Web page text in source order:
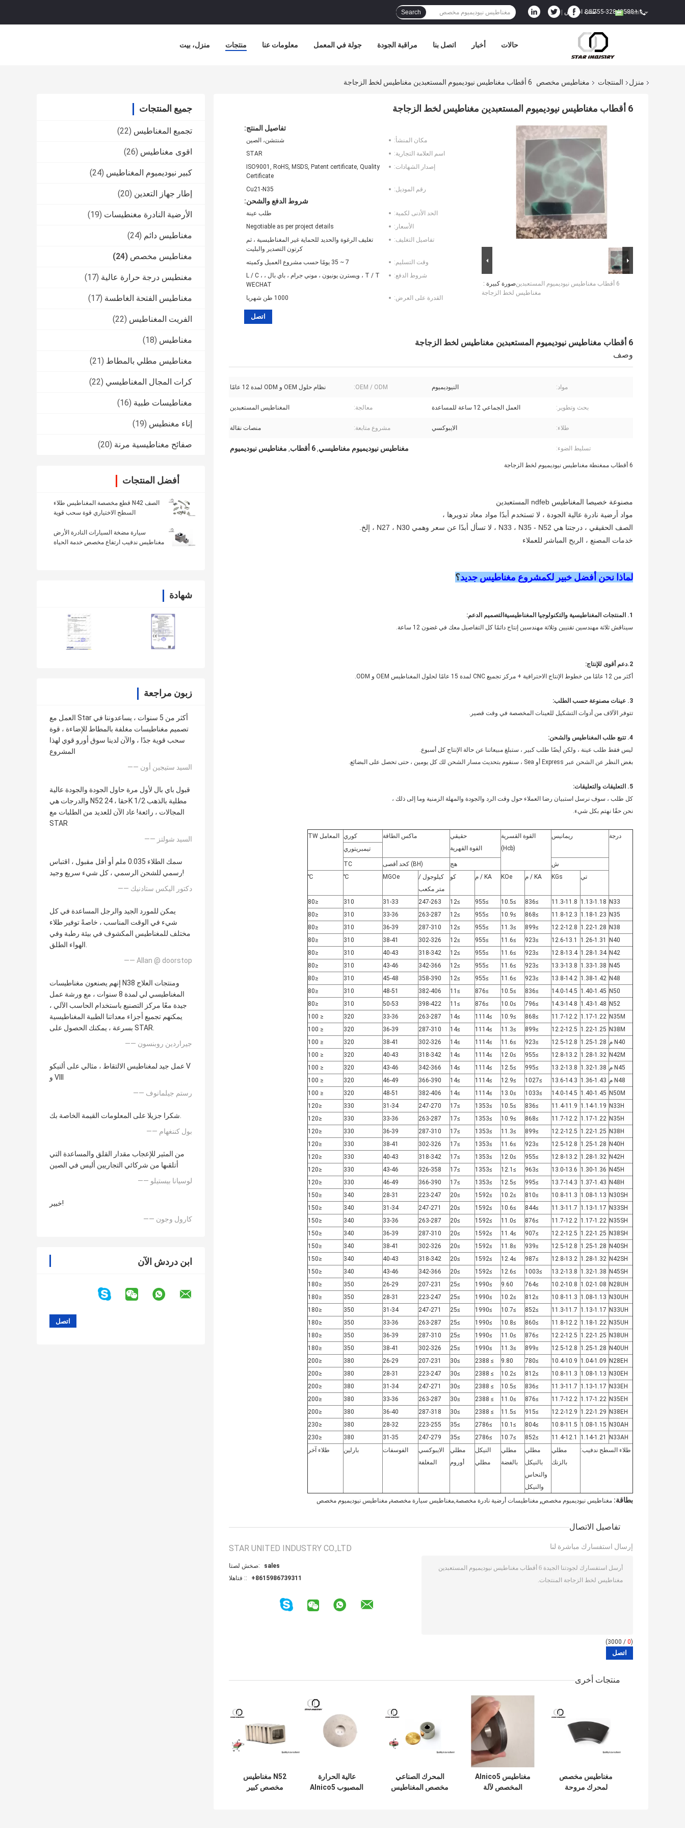
+86-755-32843588
Arabic طلب اقتباس Search
منزل، بيت منتجات معلومات عنا جولة في المعمل مراقبة الجودة اتصل بنا أخبار حالات
منزل المنتجات مغناطيس مخصص 6 أقطاب مغناطيس نيوديميوم المستعبدين مغناطيس لخط الزجاجة
جميع المنتجات
تجميع المغناطيس (22)
اقوى مغناطيس (26)
كبير نيوديميوم المغناطيس (24)
إطار جهاز التعدين (20)
الأرضية النادرة مغنطيسات (19)
مغناطيس دائم (24)
مغناطيس مخصص (24)
مغنطيس درجة حرارة عالية (17)
مغناطيس الفتحة الغاطسة (17)
الفريت المغناطيس (22)
مغناطيس (18)
مغناطيس مطلي بالمطاط (21)
كرات المجال المغناطيسي (22)
مغناطيسات طبية (16)
إناء مغنطيس (19)
صفائح مغناطيسية مرنة (20)
أفضل المنتجات
الصف N42 قطع مخصصة المغناطيس طلاء
السطح الاختياري قوة سحب قوية
سيارة مضخة السيارات النادرة الأرض
مغناطيس ندفيب ارتفاع مخصص خدمة الحياة
شهادة
زبون مراجعة
العمل مع Star أكثر من 5 سنوات ، يساعدوننا في
تصميم مغناطيسات مغلفة بالمطاط للإضاءة ، قوة
سحب قوية جدًا ، والآن لدينا سوق أورو قوي لهذا
المشروع
—— السيد ستيجين أون
قبول باي بال لأول مرة حاول الجودة والجودة عالية
والدرجات هي N52 حقا ، 24K مطلية بالذهب 1/2
المجالات ، رائعة! عاد الآن للعديد من الطلبات مع
STAR
—— السيد شولتز
سمك الطلاء 0.035 ملم أو أقل مقبول ، اقتباس
رسمي للشحن الرسمي ، كل شيء سريع وجيد!
—— دكتور اليكس ستادنيك
يمكن للمورد الجيد والرجل المساعدة في كل
شيء في الوقت المناسب ، خاصةً توفير طلاء
مختلف للمغناطيس المكشوف في بيئة رطبة وفي
الهواء الطلق.
—— Allan @ doorstop
إنهم يصنعون مغناطيسات N38 ومنتجات العلاج
المغناطيسي لي لمدة 8 سنوات ، مع ورشة عمل
جيدة معًا مركز التصنيع باستخدام الحاسب الآلي ،
يمكنهم تجميع أجزاء معداتنا الطبية المغناطيسية
بسرعة ، يمكنك الحصول على STAR.
—— جيراردين روبنسون
عمل جيد لمغناطيس الالتقاط ، مثالي على ألنيكو V
و VIII
—— رستم جيلمانوف
شكرا جزيلا على المعلومات القيمة الخاصة بك.
—— بول كننغهام
من المثير للإعجاب مقدار القلق والمساعدة التي
أتلقىها من شركائي التجاريين أليس في الصين
—— لوسيانا بيستيلو
خبير!
—— كارول وجون
ابن دردش الآن
6 أقطاب مغناطيس نيوديميوم المستعبدين مغناطيس لخط الزجاجة
صورة كبيرة :6 أقطاب مغناطيس نيوديميوم المستعبدين
مغناطيس لخط الزجاجة
تفاصيل المنتج:
مكان المنشأ:
شنتشن، الصين
اسم العلامة التجارية:
STAR
إصدار الشهادات:
ISO9001, RoHS, MSDS, Patent certificate, Quality
Certificate
رقم الموديل:
Cu21-N35
شروط الدفع والشحن:
الحد الأدنى لكمية:
طلب عينة
الأسعار:
Negotiable as per project details
تفاصيل التغليف:
تغليف الرغوة والحديد للحماية غير المغناطيسية ، ثم
كرتون التصدير والبليت
وقت التسليم:
7 ~ 35 يومًا حسب مشروع العميل وكميته
شروط الدفع:
T / T ، ويسترن يونيون ، موني جرام ، باي بال ، L / C ،
WECHAT
القدرة على العرض:
1000 طن شهريا
اتصل
6 أقطاب مغناطيس نيوديميوم المستعبدين مغناطيس لخط الزجاجة
وصف
مواد: النيوديميوم OEM / ODM: نظام حلول OEM و ODM لمدة 12 عامًا
بحث وتطوير: العمل الجماعي 12 ساعة للمساعدة معالجة: المغناطيس المستعبدين
طلاء: الايبوكسي مشروع متابعة: منصات نقالة
تسليط الضوء: مغناطيس نيوديميوم مغناطيسي, 6 أقطاب , مغناطيس نيوديميوم
6 أقطاب ممغنطة مغناطيس نيوديميوم لخط الزجاجة
مصنوعة خصيصا المغناطيس ndfeb المستعبدين
مواد أرضية نادرة عالية الجودة ، لا تستخدم أبدًا مواد معاد تدويرها ،
الصف الحقيقي ، درجتنا هي N33 ، N35 - N52 ، لا تسأل أبدًا عن سعر وهمي N27 ، N30 ، إلخ.
خدمات المصنع ، الربح المباشر للعملاء
لماذا نحن أفضل خبير لكمشروع مغناطيس جديد؟
1. المنتجات المغناطيسية والتكنولوجيا المغناطيسية التصميم الدعم:
سيناقش ثلاثة مهندسين تقنيين وثلاثة مهندسين إنتاج دائمًا كل التفاصيل معك في غضون 12 ساعة.
2.دعم أقوى للإنتاج:
أكثر من 12 عامًا من خطوط الإنتاج الاحترافية + مركز تجميع CNC لمدة 15 عامًا لحلول المغناطيس OEM و ODM.
3. عينات مصنوعة حسب الطلب:
تتوفر الآلاف من أدوات التشكيل للعينات المخصصة في وقت قصير.
4. تتبع طلب المغناطيس والشحن:
ليس فقط طلب عينة ، ولكن أيضًا طلب كبير ، ستبلغ مبيعاتنا عن حالة الإنتاج كل أسبوع.
بغض النظر عن الشحن عبر Express أو Sea ، سنقوم بتحديث مسار الشحن لك كل يومين ، حتى تحصل على البضائع.
5. التعليقات والتعليقات:
كل طلب ، سوف نرسل استبيان رضا العملاء حول وقت الرد والجودة والمهلة الزمنية وما إلى ذلك ،
نحن حقًا نهتم بكل شيء.
درجة ريمانيس
القوة القسرية
(Hcb)
حقيقي
القوة القهرية
ماكس الطاقة كوري
المعامل TW
تيمبريتوري
ش هج (BH) كحد أقصى
TC
تي
KGs KA / م KOe KA / م كو
كيلوجول /
متر مكعب
MGOe
℃
℃
N33
1.13-1.18
11.3-11.8
≥836
≥10.5
≥955
≥12
247-263
31-33
310
≤80
N35
1.18-1.23
11.8-12.3
≥868
≥10.9
≥955
≥12
263-287
33-36
310
≤80
N38
1.22-1.28
12.2-12.8
≥899
≥11.3
≥955
≥12
287-310
36-39
310
≤80
N40
1.26-1.31
12.6-13.1
≥923
≥11.6
≥955
≥12
302-326
38-41
310
≤80
N42
1.28-1.34
12.8-13.4
≥923
≥11.6
≥955
≥12
318-342
40-43
310
≤80
N45
1.33-1.38
13.3-13.8
≥923
≥11.6
≥955
≥12
342-366
43-46
310
≤80
N48
1.38-1.42
13.8-14.2
≥923
≥11.6
≥955
≥12
358-390
45-48
310
≤80
N50
1.40-1.45
14.0-14.5
≥836
≥10.5
≥876
≥11
382-406
48-51
310
≤80
N52
1.43-1.48
14.3-14.8
≥796
≥10.0
≥876
≥11
398-422
50-53
310
≤80
N35M
1.17-1.22
11.7-12.2
≥868
≥10.9
≥1114
≥14
263-287
33-36
320
≤ 100
N38M
1.22-1.25
12.2-12.5
≥899
≥11.3
≥1114
≥14
287-310
36-39
320
≤ 100
N40 م
1.25-1.28
12.5-12.8
≥923
≥11.6
≥1114
≥14
302-326
38-41
320
≤ 100
N42M
1.28-1.32
12.8-13.2
≥955
≥12.0
≥1114
≥14
318-342
40-43
320
≤ 100
N45 م
1.32-1.38
13.2-13.8
≥995
≥12.5
≥1114
≥14
342-366
43-46
320
≤ 100
N48 م
1.36-1.43
13.6-14.3
≥1027
≥12.9
≥1114
≥14
366-390
46-49
320
≤ 100
N50M
1.40-1.45
14.0-14.5
≥1033
≥13.0
≥1114
≥14
382-406
48-51
320
≤ 100
N33H
1.14-1.19
11.4-11.9
≥836
≥10.5
≥1353
≥17
247-270
31-34
330
≤120
N35H
1.17-1.22
11.7-12.2
≥868
≥10.9
≥1353
≥17
263-287
33-36
330
≤120
N38H
1.22-1.25
12.2-12.5
≥899
≥11.3
≥1353
≥17
287-310
36-39
330
≤120
N40H
1.25-1.28
12.5-12.8
≥923
≥11.6
≥1353
≥17
302-326
38-41
330
≤120
N42H
1.28-1.32
12.8-13.2
≥955
≥12.0
≥1353
≥17
318-342
40-43
330
≤120
N45H
1.30-1.36
13.0-13.6
≥963
≥12.1
≥1353
≥17
326-358
43-46
330
≤120
N48H
1.37-1.43
13.7-14.3
≥995
≥12.5
≥1353
≥17
366-390
46-49
330
≤120
N30SH
1.08-1.13
10.8-11.3
≥810
≥10.2
≥1592
≥20
223-247
28-31
340
≤150
N33SH
1.13-1.17
11.3-11.7
≥844
≥10.6
≥1592
≥20
247-271
31-34
340
≤150
N35SH
1.17-1.22
11.7-12.2
≥876
≥11.0
≥1592
≥20
263-287
33-36
340
≤150
N38SH
1.22-1.25
12.2-12.5
≥907
≥11.4
≥1592
≥20
287-310
36-39
340
≤150
N40SH
1.25-1.28
12.5-12.8
≥939
≥11.8
≥1592
≥20
302-326
38-41
340
≤150
N42SH
1.28-1.32
12.8-13.2
≥987
≥12.4
≥1592
≥20
318-342
40-43
340
≤150
N45SH
1.32-1.38
13.2-13.8
≥1003
≥12.6
≥1592
≥20
342-366
43-46
340
≤150
N28UH
1.02-1.08
10.2-10.8
≥764
9.60
≥1990
≥25
207-231
26-29
350
≤180
N30UH
1.08-1.13
10.8-11.3
≥812
≥10.2
≥1990
≥25
223-247
28-31
350
≤180
N33UH
1.13-1.17
11.3-11.7
≥852
≥10.7
≥1990
≥25
247-271
31-34
350
≤180
N35UH
1.18-1.22
11.8-12.2
≥860
≥10.8
≥1990
≥25
263-287
33-36
350
≤180
N38UH
1.22-1.25
12.2-12.5
≥876
≥11.0
≥1990
≥25
287-310
36-39
350
≤180
N40UH
1.25-1.28
12.5-12.8
≥899
≥11.3
≥1990
≥25
302-326
38-41
350
≤180
N28EH
1.04-1.09
10.4-10.9
≥780
9.80
≥ 2388
≥30
207-231
26-29
380
≤200
N30EH
1.08-1.13
10.8-11.3
≥812
≥10.2
≥ 2388
≥30
223-247
28-31
380
≤200
N33EH
1.13-1.17
11.3-11.7
≥836
≥10.5
≥ 2388
≥30
247-271
31-34
380
≤200
N35EH
1.17-1.22
11.7-12.2
≥876
≥11.0
≥ 2388
≥30
263-287
33-36
380
≤200
N38EH
1.22-1.29
12.2-12.9
≥915
≥11.5
≥ 2388
≥30
287-318
36-40
380
≤200
N30AH
1.08-1.15
10.8-11.5
≥804
≥10.1
≥2786
≥35
223-255
28-32
380
≤230
N33AH
1.14-1.21
11.4-12.1
≥852
≥10.7
≥2786
≥35
247-279
31-35
380
≤230
طلاء السطح ندفيب:
مطلي
بالزنك
مطلي
بالنيكل
والنحاس
والنيكل
مطلي
بالفضة
النيكل
مطلي
مطلي
أوروم
الايبوكسي
المغلفة
الفوسفات بارلين طلاء آخر
بطاقة: مغناطيس نيوديميوم مخصص, مغناطيسات أرضية نادرة مخصصة,مغناطيس سيارة مخصصة, مغناطيس نيوديميوم مخصص
تفاصيل الاتصال
STAR UNITED INDUSTRY CO.,LTD
اتصل شخص:
sales
الهاتف ::
+8615986739311
إرسال استفسارك مباشرة لنا
(
0
/ 3000)
منتجات أخرى
مغناطيس مخصص
لمحرك مروحة
مغناطيس Alnico5
المخصص لآلة
المحرك الصناعي
مخصص المغناطيس
عالية الحرارة
المصبوب Alnico5
N52 مغناطيس
مخصص كبير